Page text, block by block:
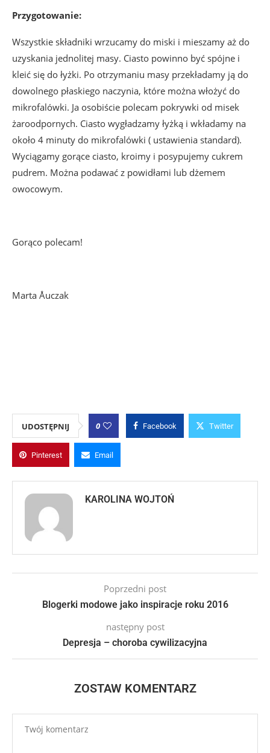
Przygotowanie:
Wszystkie składniki wrzucamy do miski i mieszamy aż do
uzyskania jednolitej masy. Ciasto powinno być spójne i
kleić się do łyżki. Po otrzymaniu masy przekładamy ją do
dowolnego płaskiego naczynia, które można włożyć do
mikrofalówki. Ja osobiście polecam pokrywki od misek
żaroodpornych. Ciasto wygładzamy łyżką i wkładamy na
około 4 minuty do mikrofalówki ( ustawienia standard).
Wyciągamy gorące ciasto, kroimy i posypujemy cukrem
pudrem. Można podawać z powidłami lub dżemem
owocowym.
Gorąco polecam!
Marta Åuczak
UDOSTĘPNIJ 0 Facebook Twitter
Pinterest Email
KAROLINA WOJTOŃ
Poprzedni post
Blogerki modowe jako inspiracje roku 2016
następny post
Depresja – choroba cywilizacyjna
ZOSTAW KOMENTARZ